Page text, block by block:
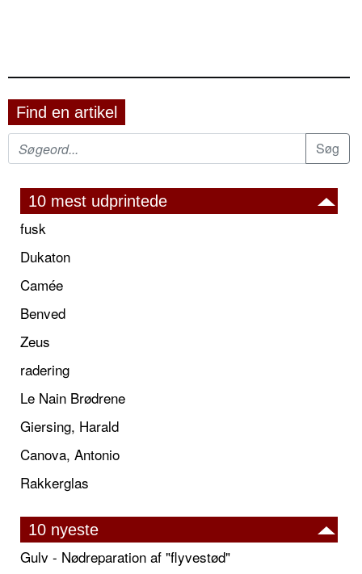
Find en artikel
10 mest udprintede
fusk
Dukaton
Camée
Benved
Zeus
radering
Le Nain Brødrene
Giersing, Harald
Canova, Antonio
Rakkerglas
10 nyeste
Gulv - Nødreparation af "flyvestød"